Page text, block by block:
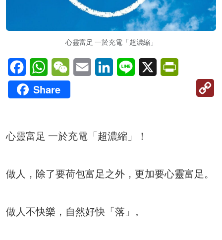
心靈富足 一於充電「超濃縮」
FacebookWhatsAppWeChatEmail LinkedInLine X
Share
心靈富足 一於充電「超濃縮」！
做人，除了要荷包富足之外，更加要心靈富足。
做人不快樂，自然好快「落」。